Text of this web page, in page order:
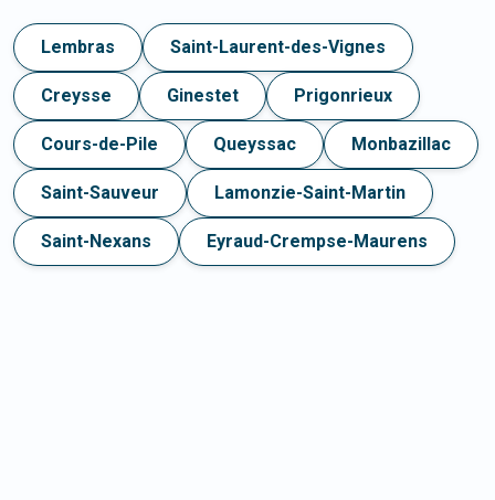
Lembras Saint-Laurent-des-Vignes
Creysse Ginestet Prigonrieux
Cours-de-Pile Queyssac Monbazillac
Saint-Sauveur Lamonzie-Saint-Martin
Saint-Nexans Eyraud-Crempse-Maurens